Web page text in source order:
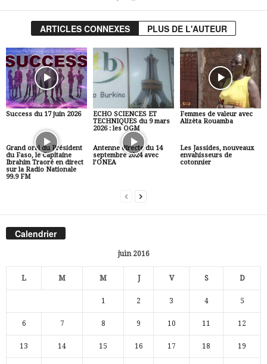
ARTICLES CONNEXES PLUS DE L'AUTEUR
Success du 17 juin 2026
ECHO SCIENCES ET
TECHNIQUES du 9 mars
2026 : les OGM
Femmes de valeur avec
Alizèta Rouamba
Grand oral du Président
du Faso, le Capitaine
Ibrahim Traoré en direct
sur la Radio Nationale
99.9 FM
Antenne directe du 14
septembre 2024 avec
l’ONEA
Les Jassides, nouveaux
envahisseurs de
cotonnier
Calendrier
juin 2016
L M M J V S D
1 2 3 4 5
6 7 8 9 10 11 12
13 14 15 16 17 18 19